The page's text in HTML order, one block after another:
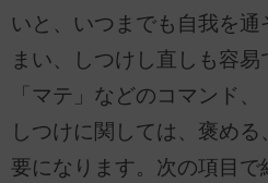
いと、いつまでも自我を
まい、しつけし直しも容
「マテ」などのコマンド
しつけに関しては、褒め
要になります。次の項目で